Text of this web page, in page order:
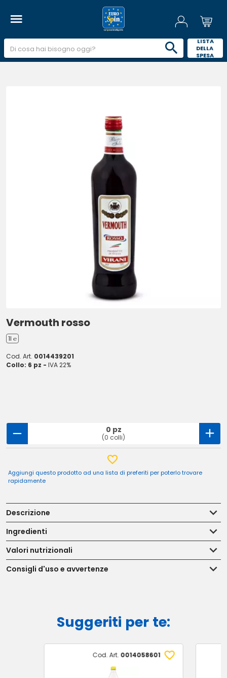
LISTA
DELLA
SPESA
Vermouth rosso
1l ℮
Cod. Art. 0014439201
Collo: 6 pz - IVA 22%
0 pz
(0 colli)
Aggiungi questo prodotto ad una lista di preferiti per poterlo trovare
rapidamente
Descrizione
Ingredienti
Valori nutrizionali
Consigli d'uso e avvertenze
Suggeriti per te:
Cod. Art. 0014058601